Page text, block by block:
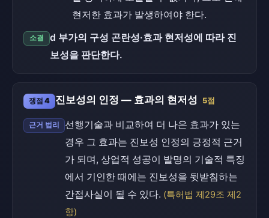
현저한 효과가 발생하여야 한다.
소결
d 부가의 구성 곤란성·효과 현저성에 따라 진
보성을 판단한다.
쟁점 4 진보성의 인정 — 효과의 현저성 5점
근거 법리
선행기술과 비교하여 더 나은 효과가 있는
경우 그 효과는 진보성 인정의 긍정적 근거
가 되며, 상업적 성공이 발명의 기술적 특징
에서 기인한 때에는 진보성을 뒷받침하는
간접사실이 될 수 있다. (특허법 제29조 제2
항)